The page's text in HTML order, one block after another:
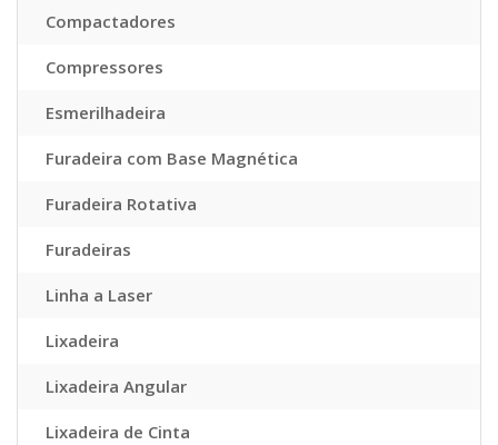
Compactadores
Compressores
Esmerilhadeira
Furadeira com Base Magnética
Furadeira Rotativa
Furadeiras
Linha a Laser
Lixadeira
Lixadeira Angular
Lixadeira de Cinta